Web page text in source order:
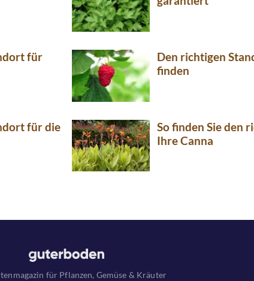
für
Den richtigen
finden
für die
So finden Sie den
Ihre Canna
für Pflanzen, Gemüse & Kräuter